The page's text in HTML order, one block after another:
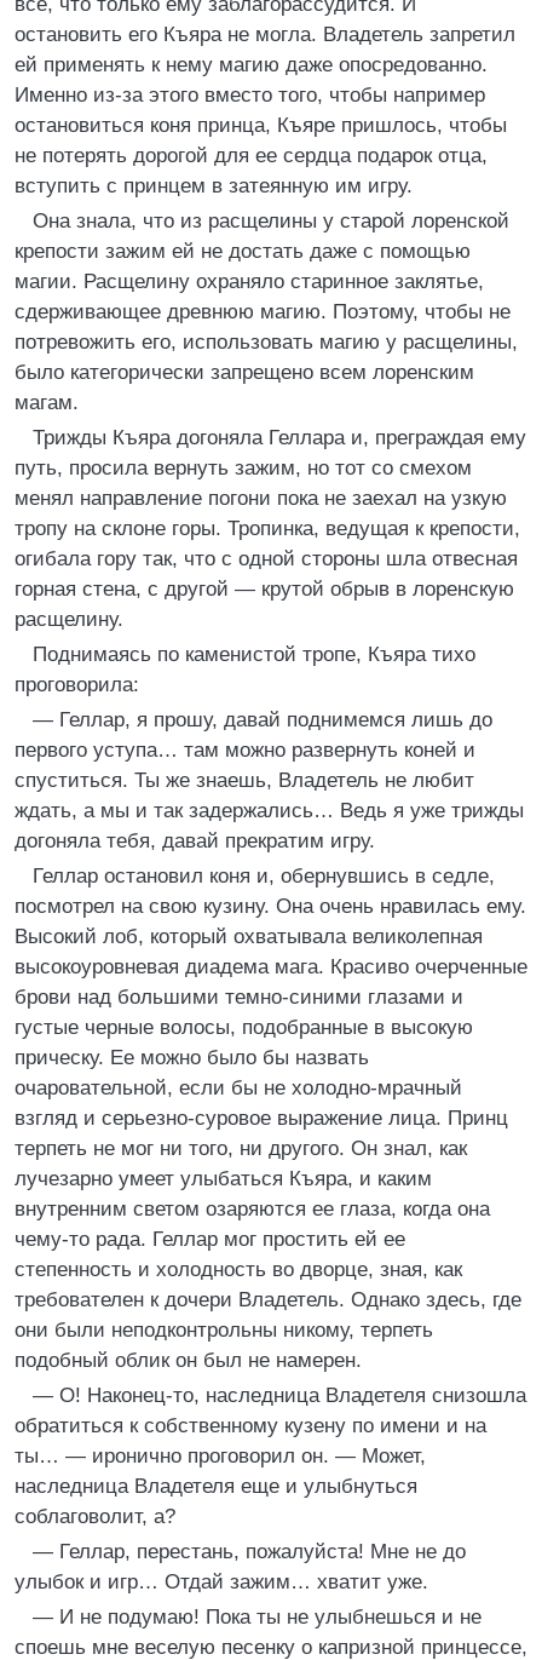
остановить его Къяра не могла. Владетель запретил
ей применять к нему магию даже опосредованно.
Именно из-за этого вместо того, чтобы например
остановиться коня принца, Къяре пришлось, чтобы
не потерять дорогой для ее сердца подарок отца,
вступить с принцем в затеянную им игру.
Она знала, что из расщелины у старой лоренской
крепости зажим ей не достать даже с помощью
магии. Расщелину охраняло старинное заклятье,
сдерживающее древнюю магию. Поэтому, чтобы не
потревожить его, использовать магию у расщелины,
было категорически запрещено всем лоренским
магам.
Трижды Къяра догоняла Геллара и, преграждая ему
путь, просила вернуть зажим, но тот со смехом
менял направление погони пока не заехал на узкую
тропу на склоне горы. Тропинка, ведущая к крепости,
огибала гору так, что с одной стороны шла отвесная
горная стена, с другой — крутой обрыв в лоренскую
расщелину.
Поднимаясь по каменистой тропе, Къяра тихо
проговорила:
— Геллар, я прошу, давай поднимемся лишь до
первого уступа… там можно развернуть коней и
спуститься. Ты же знаешь, Владетель не любит
ждать, а мы и так задержались… Ведь я уже трижды
догоняла тебя, давай прекратим игру.
Геллар остановил коня и, обернувшись в седле,
посмотрел на свою кузину. Она очень нравилась ему.
Высокий лоб, который охватывала великолепная
высокоуровневая диадема мага. Красиво очерченные
брови над большими темно-синими глазами и
густые черные волосы, подобранные в высокую
прическу. Ее можно было бы назвать
очаровательной, если бы не холодно-мрачный
взгляд и серьезно-суровое выражение лица. Принц
терпеть не мог ни того, ни другого. Он знал, как
лучезарно умеет улыбаться Къяра, и каким
внутренним светом озаряются ее глаза, когда она
чему-то рада. Геллар мог простить ей ее
степенность и холодность во дворце, зная, как
требователен к дочери Владетель. Однако здесь, где
они были неподконтрольны никому, терпеть
подобный облик он был не намерен.
— О! Наконец-то, наследница Владетеля снизошла
обратиться к собственному кузену по имени и на
ты… — иронично проговорил он. — Может,
наследница Владетеля еще и улыбнуться
соблаговолит, а?
— Геллар, перестань, пожалуйста! Мне не до
улыбок и игр… Отдай зажим… хватит уже.
— И не подумаю! Пока ты не улыбнешься и не
споешь мне веселую песенку о капризной принцессе,